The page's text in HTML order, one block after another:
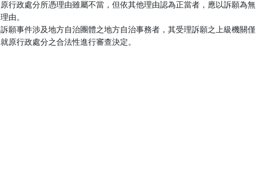
原行政處分所憑理由雖屬不當，但依其他理由認為正當者，應以訴願為無
理由。
訴願事件涉及地方自治團體之地方自治事務者，其受理訴願之上級機關僅
就原行政處分之合法性進行審查決定。